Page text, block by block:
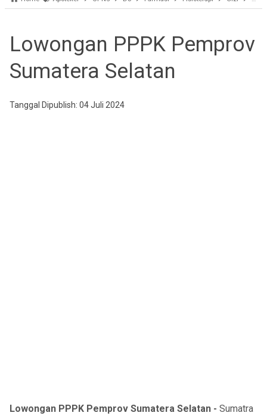
Lowongan PPPK Pemprov
Sumatera Selatan
Tanggal Dipublish: 04 Juli 2024
Lowongan PPPK Pemprov Sumatera Selatan - Sumatra